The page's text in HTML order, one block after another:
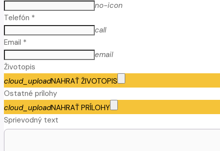
no-icon
Telefón *
call
Email *
email
Životopis
cloud_uploadNAHRAŤ ŽIVOTOPIS
Ostatné prílohy
cloud_uploadNAHRAŤ PRÍLOHY
Sprievodný text